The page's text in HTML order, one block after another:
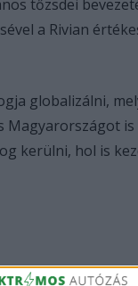
tőzsdei
a Rivian
globalizálni,
Magyarországot
kerülni, hol is